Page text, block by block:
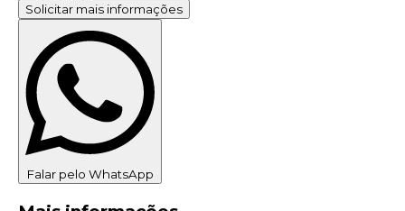
Solicitar mais informações
Falar pelo WhatsApp